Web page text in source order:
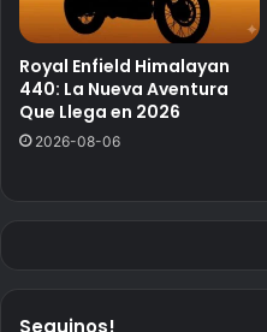
Royal Enfield Himalayan
440: La Nueva Aventura
Que Llega en 2026
2026-08-06